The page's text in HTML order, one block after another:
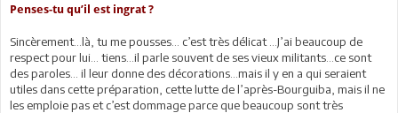
Penses-tu qu’il est ingrat ?
Sincèrement…là, tu me pousses… c’est très délicat …J’ai beaucoup de
respect pour lui… tiens…il parle souvent de ses vieux militants…ce sont
des paroles… il leur donne des décorations…mais il y en a qui seraient
utiles dans cette préparation, cette lutte de l’après-Bourguiba, mais il ne
les emploie pas et c’est dommage parce que beaucoup sont très